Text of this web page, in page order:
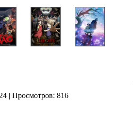
| Просмотров: 816